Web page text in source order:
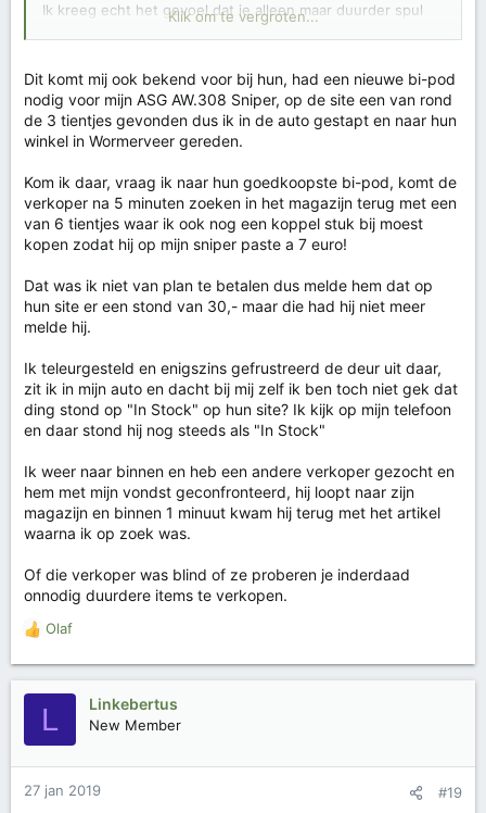
Ik kreeg echt het gevoel dat ie alleen maar duurder spul
wilde verkopen. Dat begrijp ik enigzins wel, maar dit was
duurder spul naar huis gegaan dat ie van plan was.
Klik om te vergroten...
Dit komt mij ook bekend voor bij hun, had een nieuwe bi-pod
nodig voor mijn ASG AW.308 Sniper, op de site een van rond
de 3 tientjes gevonden dus ik in de auto gestapt en naar hun
winkel in Wormerveer gereden.
Kom ik daar, vraag ik naar hun goedkoopste bi-pod, komt de
verkoper na 5 minuten zoeken in het magazijn terug met een
van 6 tientjes waar ik ook nog een koppel stuk bij moest
kopen zodat hij op mijn sniper paste a 7 euro!
Dat was ik niet van plan te betalen dus melde hem dat op
hun site er een stond van 30,- maar die had hij niet meer
melde hij.
Ik teleurgesteld en enigszins gefrustreerd de deur uit daar,
zit ik in mijn auto en dacht bij mij zelf ik ben toch niet gek dat
ding stond op "In Stock" op hun site? Ik kijk op mijn telefoon
en daar stond hij nog steeds als "In Stock"
Ik weer naar binnen en heb een andere verkoper gezocht en
hem met mijn vondst geconfronteerd, hij loopt naar zijn
magazijn en binnen 1 minuut kwam hij terug met het artikel
waarna ik op zoek was.
Of die verkoper was blind of ze proberen je inderdaad
onnodig duurdere items te verkopen.
W
r
n
Olaf
L Linkebertus
New Member
27 jan 2019 #19